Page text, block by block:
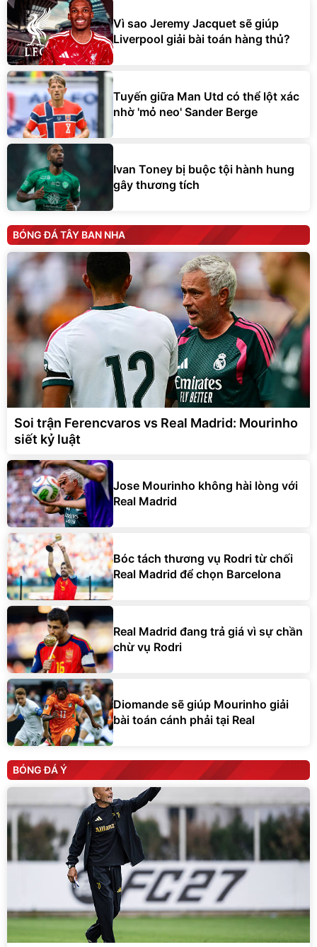
Vì sao Jeremy Jacquet sẽ giúp
Liverpool giải bài toán hàng thủ?
Tuyến giữa Man Utd có thể lột xác
nhờ 'mỏ neo' Sander Berge
Ivan Toney bị buộc tội hành hung
gây thương tích
BÓNG ĐÁ TÂY BAN NHA
Soi trận Ferencvaros vs Real Madrid: Mourinho
siết kỷ luật
Jose Mourinho không hài lòng với
Real Madrid
Bóc tách thương vụ Rodri từ chối
Real Madrid để chọn Barcelona
Real Madrid đang trả giá vì sự chần
chừ vụ Rodri
Diomande sẽ giúp Mourinho giải
bài toán cánh phải tại Real
BÓNG ĐÁ Ý